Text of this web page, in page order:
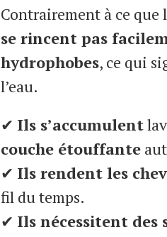
Contrairement à ce que
se rincent pas
hydrophobes, ce qui
l’eau.
✔ Ils s’accumulent
couche étouffante
✔ Ils rendent les
fil du temps.
✔ Ils nécessitent des